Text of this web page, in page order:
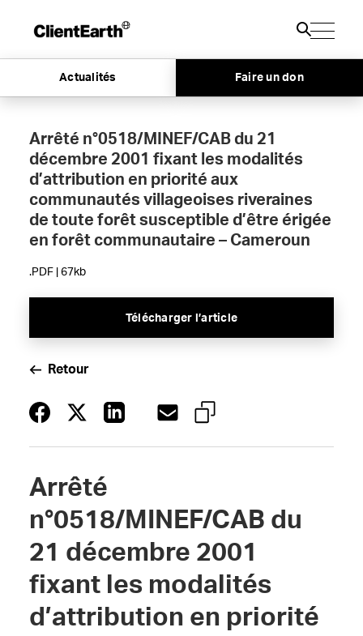
Actualités Faire un don
Arrêté n°0518/MINEF/CAB du 21
décembre 2001 fixant les modalités
d’attribution en priorité aux
communautés villageoises riveraines
de toute forêt susceptible d’être érigée
en forêt communautaire – Cameroun
.PDF | 67kb
Télécharger l’article
Retour
Arrêté
n°0518/MINEF/CAB du
21 décembre 2001
fixant les modalités
d’attribution en priorité